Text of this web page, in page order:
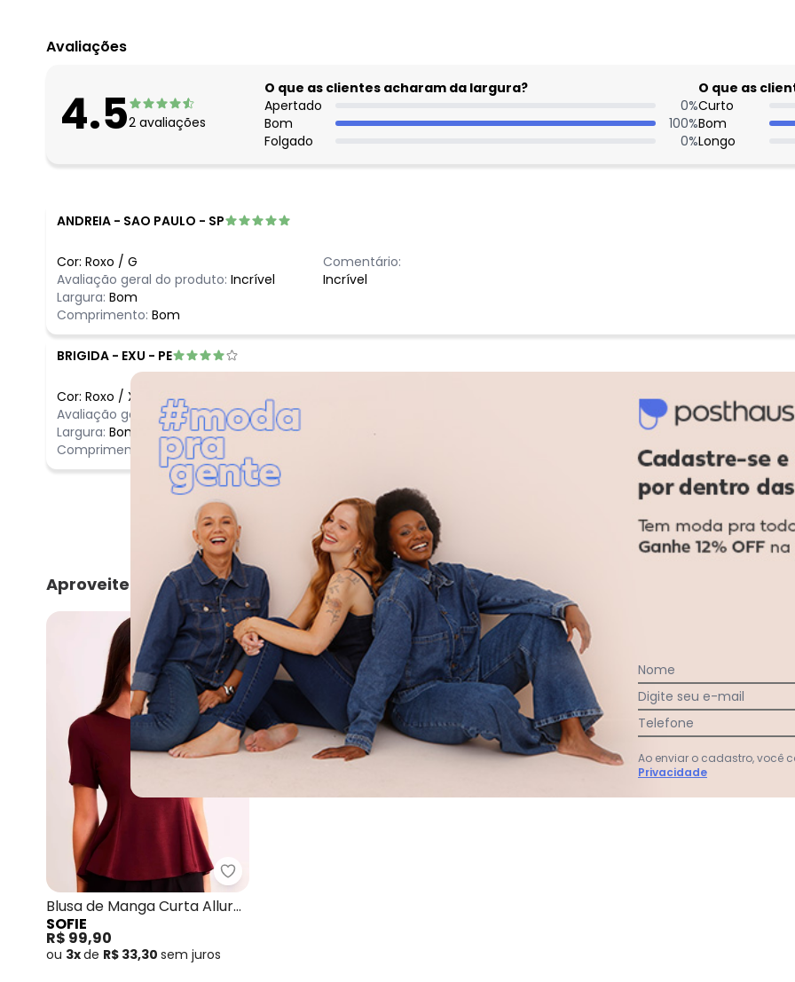
agosto/2026
maio/2026
abril/2026
fevereiro/2026
Avaliações
4.52 avaliações
O que as clientes acharam da largura?
Apertado
0%
Bom
100%
Folgado
0%
O que as
Curto
Bom
Longo
ANDREIA - SAO PAULO - SP
Cor: Roxo / G
Avaliação geral do produto: Incrível
Largura: Bom
Comprimento: Bom
Comentário:
Incrível
BRIGIDA - EXU - PE
Cor: Roxo / XG
Avaliação geral do produto: Ótimo
Largura: Bom
Comprimento:
Bom
Ver todas as avaliações
Aproveite e compre junto
NEW
Sofie - Blusa de Manga Curta Allure em Malha Bodycon Roxo
Blusa de Manga Curta Allure
em Malha Bodycon Roxo
SOFIE
R$ 99,90
ou 3xde R$ 33,30 sem juros
Nome
Digite seu e-mail
Telefone
Ao enviar o cadastro, você
Privacidade